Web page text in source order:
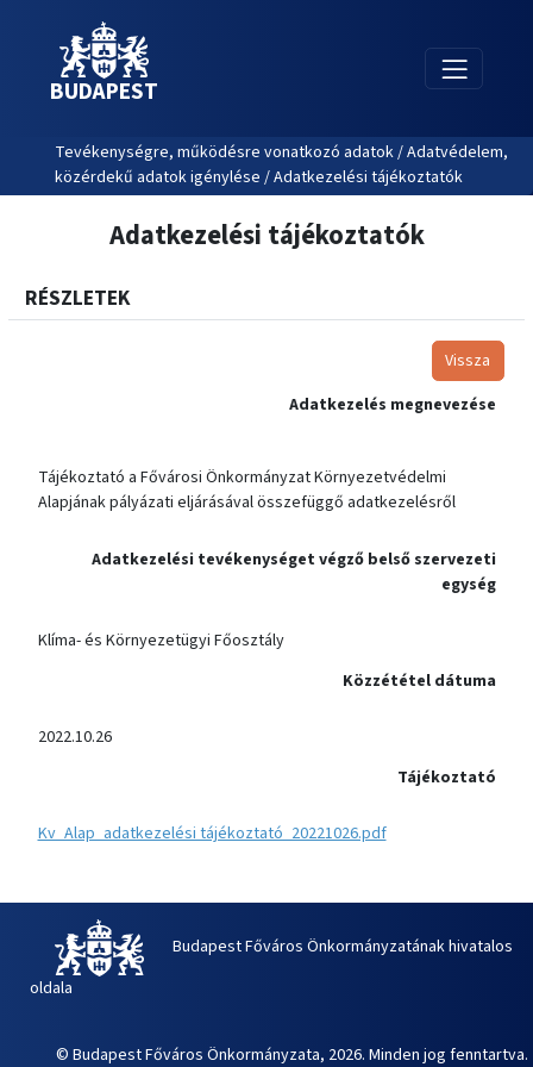
BUDAPEST
Tevékenységre, működésre vonatkozó adatok / Adatvédelem,
közérdekű adatok igénylése / Adatkezelési tájékoztatók
Adatkezelési tájékoztatók
RÉSZLETEK
Vissza
Adatkezelés megnevezése
Tájékoztató a Fővárosi Önkormányzat Környezetvédelmi
Alapjának pályázati eljárásával összefüggő adatkezelésről
Adatkezelési tevékenységet végző belső szervezeti
egység
Klíma- és Környezetügyi Főosztály
Közzététel dátuma
2022.10.26
Tájékoztató
Kv_Alap_adatkezelési tájékoztató_20221026.pdf
Budapest Főváros Önkormányzatának hivatalos
oldala
© Budapest Főváros Önkormányzata, 2026. Minden jog fenntartva.